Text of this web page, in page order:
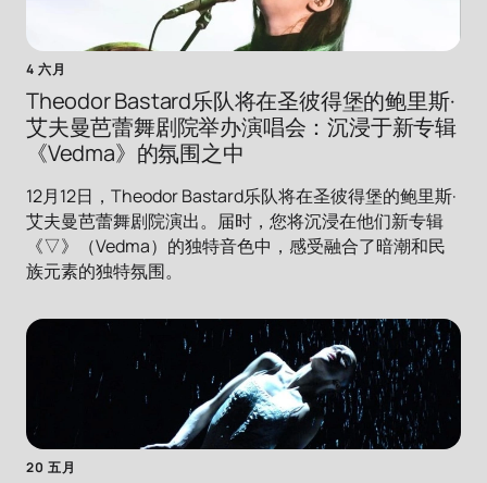
4 六月
Theodor Bastard乐队将在圣彼得堡的鲍里斯·
艾夫曼芭蕾舞剧院举办演唱会：沉浸于新专辑
《Vedma》的氛围之中
12月12日，Theodor Bastard乐队将在圣彼得堡的鲍里斯·
艾夫曼芭蕾舞剧院演出。届时，您将沉浸在他们新专辑
《▽》（Vedma）的独特音色中，感受融合了暗潮和民
族元素的独特氛围。
20 五月